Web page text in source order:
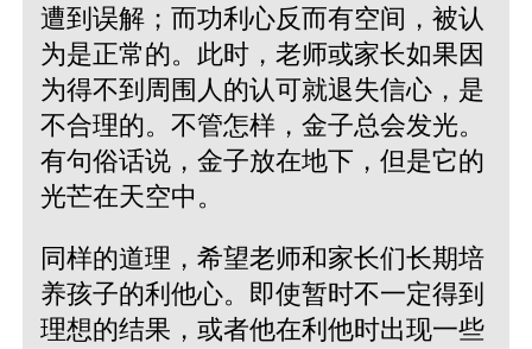
遭到误解；而功利心反而有空间，被认
为是正常的。此时，老师或家长如果因
为得不到周围人的认可就退失信心，是
不合理的。不管怎样，金子总会发光。
有句俗话说，金子放在地下，但是它的
光芒在天空中。
同样的道理，希望老师和家长们长期培
养孩子的利他心。即使暂时不一定得到
理想的结果，或者他在利他时出现一些